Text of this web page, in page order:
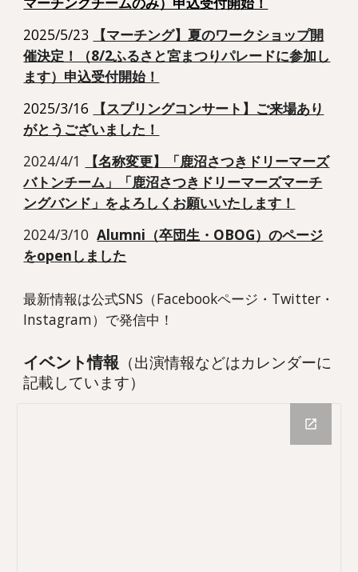
2025/5/23
【マーチング】夏のワークショップ開
催決定！（8/2ふるさと宮まつりパレードに参加し
ます）申込受付開始！
2025/3/16
【スプリングコンサート】ご来場あり
がとうございました！
2024/4/1
【名称変更】「鹿沼さつきドリーマーズ
バトンチーム」「鹿沼さつきドリーマーズマーチ
ングバンド」をよろしくお願いいたします！
2024/3/10Alumni（卒団生・OBOG）のページ
をopenしました
最新情報は公式SNS（Facebookページ・Twitter・
Instagram）で発信中！
イベント情報 （出演情報などはカレンダーに
記載しています）